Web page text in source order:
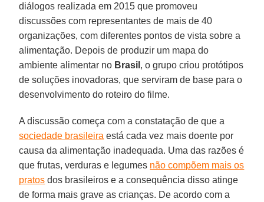
diálogos realizada em 2015 que promoveu
discussões com representantes de mais de 40
organizações, com diferentes pontos de vista sobre a
alimentação. Depois de produzir um mapa do
ambiente alimentar no Brasil , o grupo criou protótipos
de soluções inovadoras, que serviram de base para o
desenvolvimento do roteiro do filme.
A discussão começa com a constatação de que a
sociedade brasileira está cada vez mais doente por
causa da alimentação inadequada. Uma das razões é
que frutas, verduras e legumes não compõem mais os
pratos dos brasileiros e a consequência disso atinge
de forma mais grave as crianças. De acordo com a